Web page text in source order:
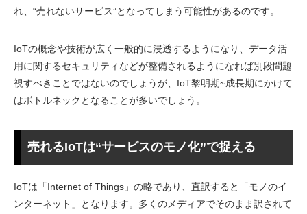
れ、“売れないサービス”となってしまう可能性があるのです。
IoTの概念や技術が広く一般的に浸透するようになり、データ活
用に関するセキュリティなどが整備されるようになれば別段問題
視すべきことではないのでしょうが、IoT黎明期~成長期にかけて
はボトルネックとなることが多いでしょう。
売れるIoTは“サービスのモノ化”で捉える
IoTは「Internet of Things」の略であり、直訳すると「モノのイ
ンターネット」となります。多くのメディアでそのまま訳されて